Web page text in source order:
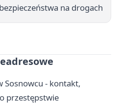
na drogach
Sosnowcu - kontakt,
przestępstwie